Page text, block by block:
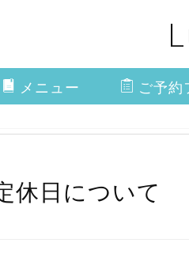
メニュー ご予約
休日について